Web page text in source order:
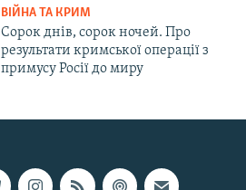
ВІЙНА ТА КРИМ
Сорок днів, сорок ночей. Про
результати кримської операції з
примусу Росії до миру